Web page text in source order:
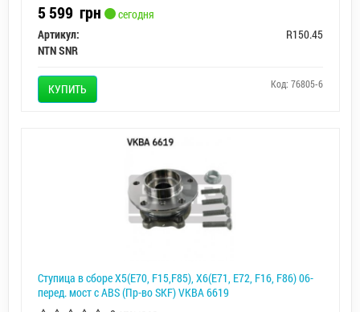
5 599 грн
сегодня
Артикул:
R150.45
NTN SNR
КУПИТЬ Код: 76805-6
Ступица в сборе X5(E70, F15,F85), X6(E71, E72, F16, F86) 06-
перед. мост с ABS (Пр-во SKF) VKBA 6619